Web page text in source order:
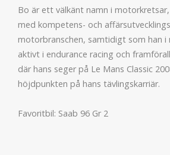
Bo är ett välkänt namn i
med kompetens- och
motorbranschen, samtidigt som han i
aktivt i endurance racing och
där hans seger på Le Mans Classic
höjdpunkten på hans tävlingskarriär.
Favoritbil: Saab 96 Gr 2